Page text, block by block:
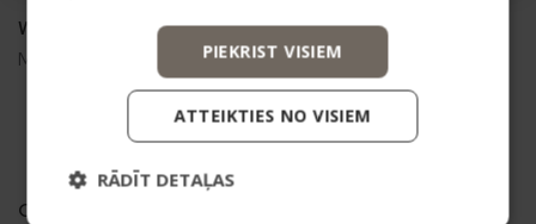
Working time
Mon. – Fri. 08:00 – 16:30
Categories
PIEKRIST VISIEM
ATTEIKTIES NO VISIEM
RĀDĪT DETAĻAS